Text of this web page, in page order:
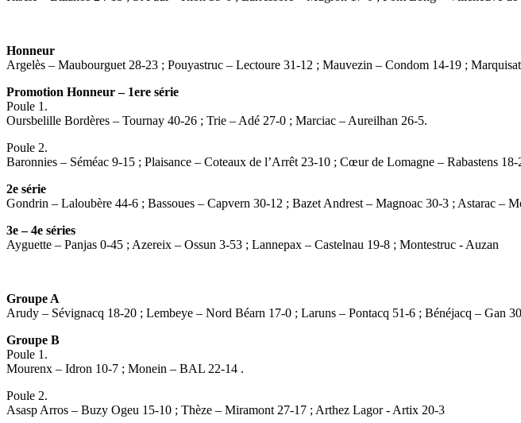
Honneur
Argelès – Maubourguet 28-23 ; Pouyastruc – Lectoure 31-12 ; Mauvezin – Condom 14-19 ;
Promotion Honneur – 1ere série
Poule 1.
Oursbelille Bordères – Tournay 40-26 ; Trie – Adé 27-0 ; Marciac – Aureilhan 26-5.
Poule 2.
Baronnies – Séméac 9-15 ; Plaisance – Coteaux de l’Arrêt 23-10 ; Cœur de Lomagne – Rabastens 18-
2e série
Gondrin – Laloubère 44-6 ; Bassoues – Capvern 30-12 ; Bazet Andrest – Magnoac 30-3 ; Astarac –
3e – 4e séries
Ayguette – Panjas 0-45 ; Azereix – Ossun 3-53 ; Lannepax – Castelnau 19-8 ; Montestruc - Auzan
Groupe A
Arudy – Sévignacq 18-20 ; Lembeye – Nord Béarn 17-0 ; Laruns – Pontacq 51-6 ; Bénéjacq – Gan
Groupe B
Poule 1.
Mourenx – Idron 10-7 ; Monein – BAL 22-14 .
Poule 2.
Asasp Arros – Buzy Ogeu 15-10 ; Thèze – Miramont 27-17 ; Arthez Lagor - Artix 20-3